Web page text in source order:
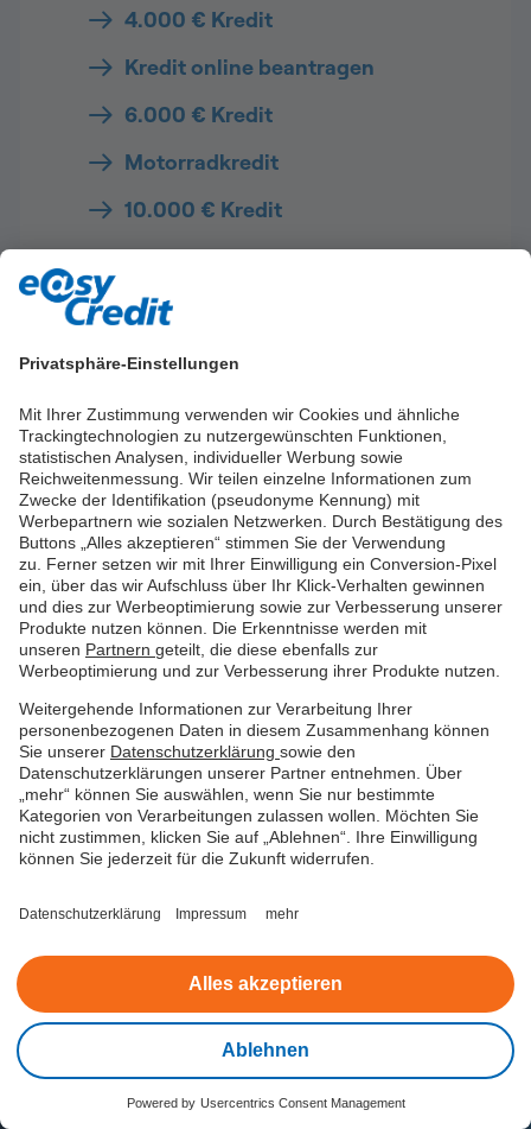
Privatsphäre-Einstellungen
Mit Ihrer Zustimmung verwenden wir Cookies und ähnliche
Trackingtechnologien zu nutzergewünschten Funktionen,
statistischen Analysen, individueller Werbung sowie
Reichweitenmessung. Wir teilen einzelne Informationen zum
Zwecke der Identifikation (pseudonyme Kennung) mit
Werbepartnern wie sozialen Netzwerken. Durch Bestätigung des
Buttons „Alles akzeptieren“ stimmen Sie der Verwendung
zu. Ferner setzen wir mit Ihrer Einwilligung ein Conversion-Pixel
ein, über das wir Aufschluss über Ihr Klick-Verhalten gewinnen
und dies zur Werbeoptimierung sowie zur Verbesserung unserer
Produkte nutzen können. Die Erkenntnisse werden mit
unseren Partnern geteilt, die diese ebenfalls zur
Werbeoptimierung und zur Verbesserung ihrer Produkte nutzen.
Weitergehende Informationen zur Verarbeitung Ihrer
personenbezogenen Daten in diesem Zusammenhang können
Sie unserer Datenschutzerklärung sowie den
Datenschutzerklärungen unserer Partner entnehmen. Über
„mehr“ können Sie auswählen, wenn Sie nur bestimmte
Kategorien von Verarbeitungen zulassen wollen. Möchten Sie
nicht zustimmen, klicken Sie auf „Ablehnen“. Ihre Einwilligung
können Sie jederzeit für die Zukunft widerrufen.
Datenschutzerklärung Impressum mehr
Ablehnen
Alles akzeptieren
Powered by Usercentrics Consent Management
4.000 € Kredit
Kredit online beantragen
6.000 € Kredit
Motorradkredit
10.000 € Kredit
Ratgeber zu:
Zinstrends 2026
Zinsen
Sondertilgung
Kreditsicherheiten
Mehr zum easyCredit
Produktinformationen
Finanzieller Spielraum
Bestellwege
Kundenstimmen
easyCredit+ App
Für Kunden